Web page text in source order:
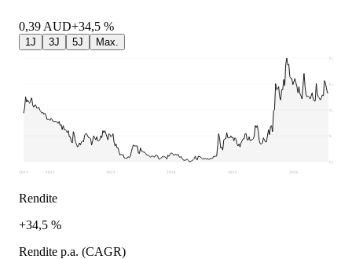
0,39 AUD+34,5 %
1J 3J 5J Max.
0,05
0,18
0,31
0,43
0,56
2021 2022 2023 2024 2025 2026
Rendite
+34,5 %
Rendite p.a. (CAGR)